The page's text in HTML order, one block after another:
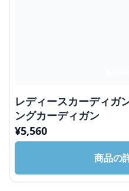
レディースカーディガ
ングカーディガン
¥5,560
商品の